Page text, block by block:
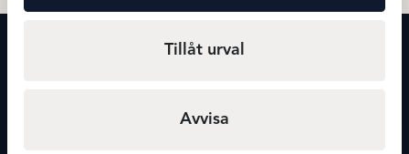
Tillåt urval
Avvisa